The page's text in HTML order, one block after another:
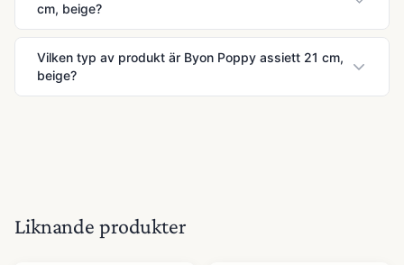
cm, beige?
Vilken typ av produkt är Byon Poppy assiett 21 cm,
beige?
Liknande produkter